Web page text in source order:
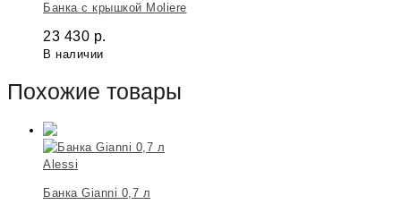
Банка с крышкой Moliere
23 430 р.
В наличии
Похожие товары
Alessi
Банка Gianni 0,7 л